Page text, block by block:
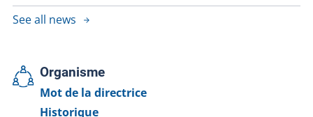
See all news
Organisme
Mot de la directrice
Historique